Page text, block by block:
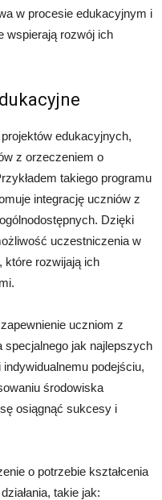
w procesie edukacyjnym i
wspierają rozwój ich
edukacyjnych,
z orzeczeniem o
takiego programu
integrację uczniów z
Dzięki
uczestniczenia w
które rozwijają ich
uczniom z
specjalnego jak najlepszych
podejściu,
środowiska
osiągnąć sukcesy i
o potrzebie kształcenia
takie jak: